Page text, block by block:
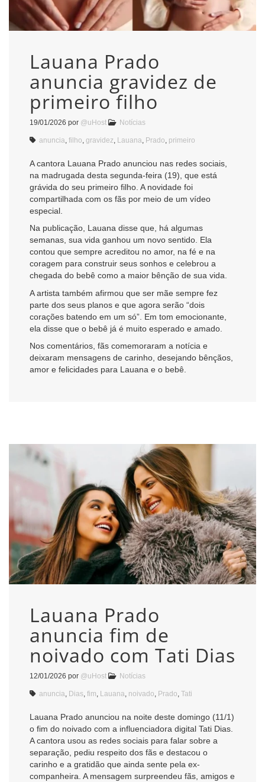
Lauana Prado
anuncia gravidez de
primeiro filho
19/01/2026 por @uHost Notícias
anuncia filho gravidez Lauana Prado primeiro
A cantora Lauana Prado anunciou nas redes sociais,
na madrugada desta segunda-feira (19), que está
grávida do seu primeiro filho. A novidade foi
compartilhada com os fãs por meio de um vídeo
especial.
Na publicação, Lauana disse que, há algumas
semanas, sua vida ganhou um novo sentido. Ela
contou que sempre acreditou no amor, na fé e na
coragem para construir seus sonhos e celebrou a
chegada do bebê como a maior bênção de sua vida.
A artista também afirmou que ser mãe sempre fez
parte dos seus planos e que agora serão “dois
corações batendo em um só”. Em tom emocionante,
ela disse que o bebê já é muito esperado e amado.
Nos comentários, fãs comemoraram a notícia e
deixaram mensagens de carinho, desejando bênçãos,
amor e felicidades para Lauana e o bebê.
Lauana Prado
anuncia fim de
noivado com Tati Dias
12/01/2026 por @uHost Notícias
anuncia Dias fim Lauana noivado Prado Tati
Lauana Prado anunciou na noite deste domingo (11/1)
o fim do noivado com a influenciadora digital Tati Dias.
A cantora usou as redes sociais para falar sobre a
separação, pediu respeito dos fãs e destacou o
carinho e a gratidão que ainda sente pela ex-
companheira. A mensagem surpreendeu fãs, amigos e